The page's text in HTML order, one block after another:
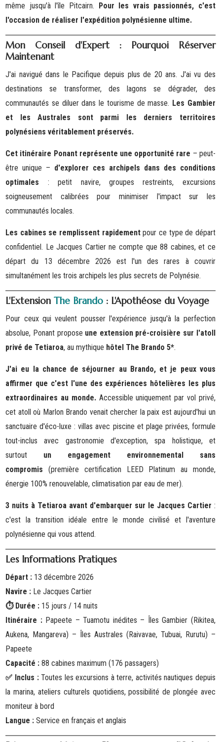
même jusqu'à l'île Pitcairn. Pour les vrais passionnés, c'est
l'occasion de réaliser l'expédition polynésienne ultime.
Mon Conseil d'Expert : Pourquoi Réserver
Maintenant
J'ai navigué dans le Pacifique depuis plus de 20 ans. J'ai vu des
destinations se transformer, des lagons se dégrader, des
communautés se diluer dans le tourisme de masse. Les Gambier
et les Australes sont parmi les derniers territoires
polynésiens véritablement préservés.
Cet itinéraire Ponant représente une opportunité rare – peut-
être unique – d'explorer ces archipels dans des conditions
optimales : petit navire, groupes restreints, excursions
soigneusement calibrées pour minimiser l'impact sur les
communautés locales.
Les cabines se remplissent rapidementpour ce type de départ
confidentiel. Le Jacques Cartier ne compte que 88 cabines, et ce
départ du 13 décembre 2026 est l'un des rares à couvrir
simultanément les trois archipels les plus secrets de Polynésie.
L'ExtensionThe Brando : L'Apothéose du Voyage
Pour ceux qui veulent pousser l'expérience jusqu'à la perfection
absolue, Ponant propose une extension pré-croisière sur l'atoll
privé de Tetiaroa, au mythique hôtel The Brando 5*.
J'ai eu la chance de séjourner au Brando, et je peux vous
affirmer que c'est l'une des expériences hôtelières les plus
extraordinaires au monde.Accessible uniquement par vol privé,
cet atoll où Marlon Brando venait chercher la paix est aujourd'hui un
sanctuaire d'éco-luxe : villas avec piscine et plage privées, formule
tout-inclus avec gastronomie d'exception, spa holistique, et
surtout un engagement environnemental sans
compromis (première certification LEED Platinum au monde,
énergie 100% renouvelable, climatisation par eau de mer).
3 nuits à Tetiaroa avant d'embarquer sur le Jacques Cartier :
c'est la transition idéale entre le monde civilisé et l'aventure
polynésienne qui vous attend.
Les Informations Pratiques
Départ : 13 décembre 2026
Navire : Le Jacques Cartier
⏱Durée : 15 jours / 14 nuits
Itinéraire :Papeete – Tuamotu inédites – Îles Gambier (Rikitea,
Aukena, Mangareva) – Îles Australes (Raivavae, Tubuai, Rurutu) –
Papeete
Capacité : 88 cabines maximum (176 passagers)
✅ Inclus :Toutes les excursions à terre, activités nautiques depuis
la marina, ateliers culturels quotidiens, possibilité de plongée avec
moniteur à bord
Langue : Service en français et anglais